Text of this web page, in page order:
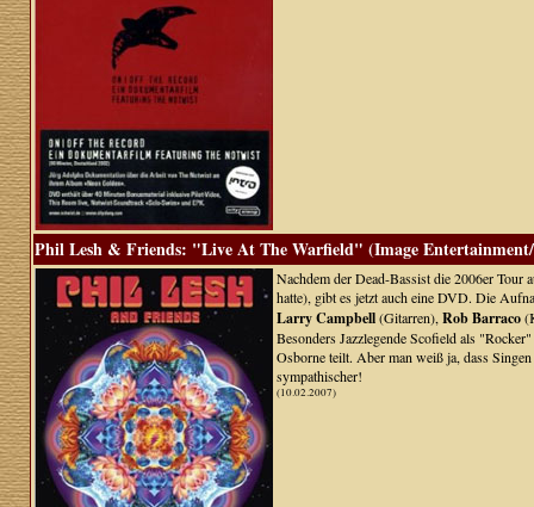
Phil Lesh & Friends: "Live At The Warfield" (Image
Nachdem der Dead-Bassist die 2006er
hatte), gibt es jetzt auch eine DVD. Die
Larry Campbell(Gitarren), Rob Barraco
Besonders Jazzlegende Scofield als
Osborne teilt. Aber man weiß ja, dass
sympathischer!
(10.02.2007)